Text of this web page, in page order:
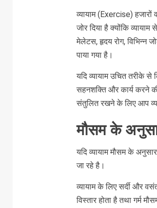
व्यायाम (Exercise) हजारों
जोर दिया है क्योंकि
मेलेटस, हृदय रोग, विभिन्न
पाया गया है।
यदि व्यायाम उचित तरीके से
सहनशक्ति और कार्य करने
संतुलित रखने के लिए आप
मौसम के
यदि व्यायाम मौसम के
जा रहे है।
व्यायाम के लिए सर्दी और
विस्तार होता है तथा गर्म